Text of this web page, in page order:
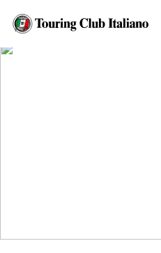
HOME
RELAIS DEL BORGO - DOMO GRACE